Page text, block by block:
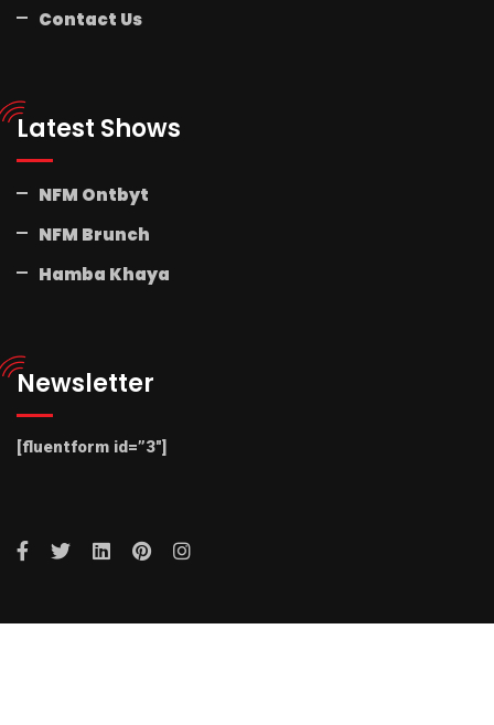
Contact Us
Latest Shows
NFM Ontbyt
NFM Brunch
Hamba Khaya
Newsletter
[fluentform id=”3″]